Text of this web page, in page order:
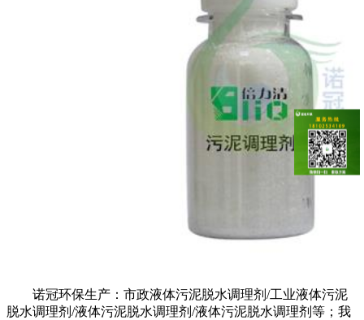
诺冠环保生产：市政液体污泥脱水调理剂/工业液体污泥
脱水调理剂/液体污泥脱水调理剂/液体污泥脱水调理剂等；我